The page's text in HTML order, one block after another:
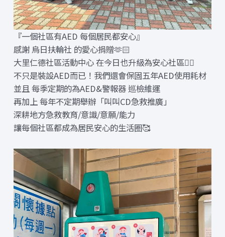
『一個社區有AED 每個居民都安心』
感謝 烏日扶輪社 的愛心捐贈🫶🏻
大里仁德社區活動中心 在今日也升級為安心社區❤️‍🔥
不只是裝設AED而已！我們還會保固五年AED使用耗材
並且 每季定期的為AED&警報器 巡檢維運
再加上 每年不定期舉辦「叫叫CD急救推廣」
深耕地方急救教育/意識/意願/能力
讓每個社區都成為居民安心的生活圈🥰